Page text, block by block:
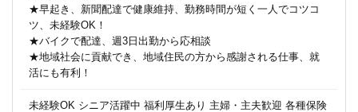
★早起き、新聞配達で健康維持、勤務時間が短く一人でコツコ
ツ、未経験OK！
★バイクで配達、週3日出勤から応相談
★地域社会に貢献でき、地域住民の方から感謝される仕事、就
活にも有利！
未経験OK シニア活躍中 福利厚生あり 主婦・主夫歓迎 各種保険